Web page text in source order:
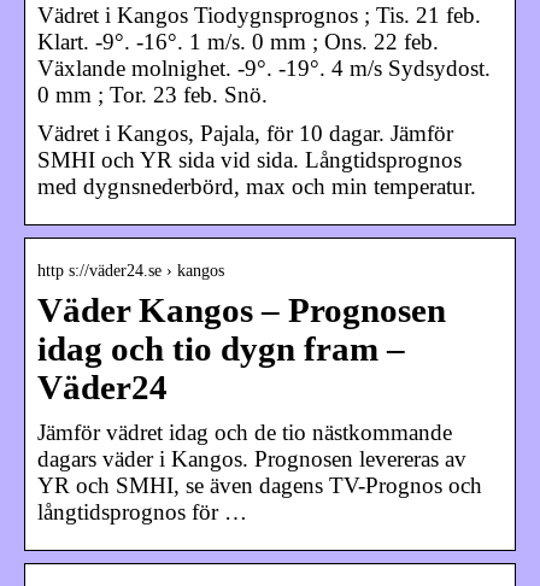
Vädret i Kangos Tiodygnsprognos ; Tis. 21 feb.
Klart. -9°. -16°. 1 m/s. 0 mm ; Ons. 22 feb.
Växlande molnighet. -9°. -19°. 4 m/s Sydsydost.
0 mm ; Tor. 23 feb. Snö.
Vädret i Kangos, Pajala, för 10 dagar. Jämför
SMHI och YR sida vid sida. Långtidsprognos
med dygnsnederbörd, max och min temperatur.
http s://väder24.se › kangos
Väder Kangos – Prognosen
idag och tio dygn fram –
Väder24
Jämför vädret idag och de tio nästkommande
dagars väder i Kangos. Prognosen levereras av
YR och SMHI, se även dagens TV-Prognos och
långtidsprognos för …